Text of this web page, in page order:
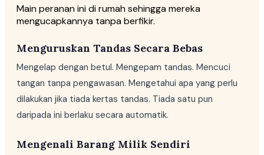
Main peranan ini di rumah sehingga mereka
mengucapkannya tanpa berfikir.
Menguruskan Tandas Secara Bebas
Mengelap dengan betul. Mengepam tandas. Mencuci
tangan tanpa pengawasan. Mengetahui apa yang perlu
dilakukan jika tiada kertas tandas. Tiada satu pun
daripada ini berlaku secara automatik.
Mengenali Barang Milik Sendiri